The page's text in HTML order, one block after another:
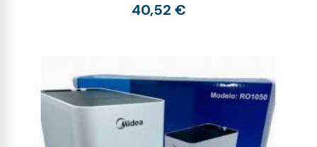
40,52 €